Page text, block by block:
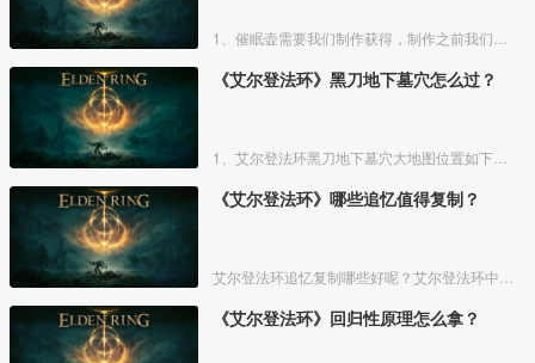
《艾尔登法环》黑刀地下墓穴怎么过？
《艾尔登法环》哪些追忆值得复制？
《艾尔登法环》回归性原理怎么拿？